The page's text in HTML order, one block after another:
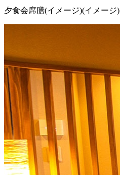
夕食会席膳(イメージ)(イメージ)